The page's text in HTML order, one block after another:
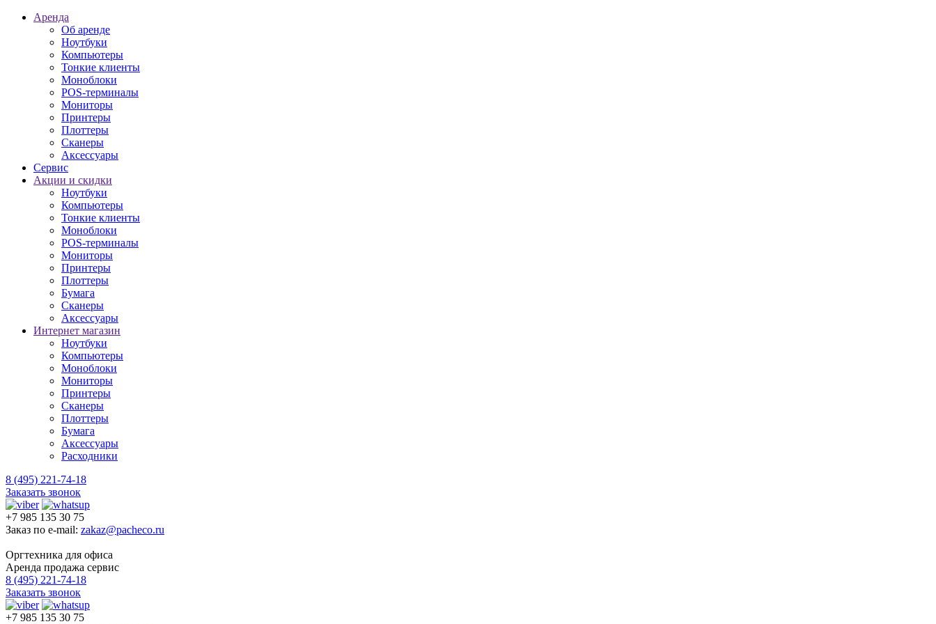
Аренда
Об аренде
Ноутбуки
Компьютеры
Тонкие клиенты
Моноблоки
POS-терминалы
Мониторы
Принтеры
Плоттеры
Сканеры
Аксессуары
Сервис
Акции и скидки
Ноутбуки
Компьютеры
Тонкие клиенты
Моноблоки
POS-терминалы
Мониторы
Принтеры
Плоттеры
Бумага
Сканеры
Аксессуары
Интернет магазин
Ноутбуки
Компьютеры
Моноблоки
Мониторы
Принтеры
Сканеры
Плоттеры
Бумага
Аксессуары
Расходники
8 (495) 221-74-18
Заказать звонок
+7 985 135 30 75
Заказ по e-mail: zakaz@pacheco.ru
Оргтехника для офиса
Аренда продажа сервис
8 (495) 221-74-18
Заказать звонок
+7 985 135 30 75